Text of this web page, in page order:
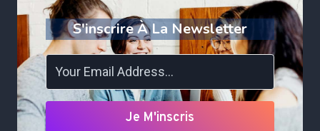
S'inscrire À La Newsletter
Je M'inscris